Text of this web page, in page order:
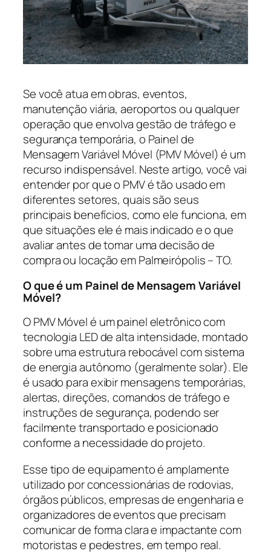
Se você atua em obras, eventos,
manutenção viária, aeroportos ou qualquer
operação que envolva gestão de tráfego e
segurança temporária, o Painel de
Mensagem Variável Móvel (PMV Móvel) é um
recurso indispensável. Neste artigo, você vai
entender por que o PMV é tão usado em
diferentes setores, quais são seus
principais benefícios, como ele funciona, em
que situações ele é mais indicado e o que
avaliar antes de tomar uma decisão de
compra ou locação em Palmeirópolis – TO.
O que é um Painel de Mensagem Variável
Móvel?
O PMV Móvel é um painel eletrônico com
tecnologia LED de alta intensidade, montado
sobre uma estrutura rebocável com sistema
de energia autônomo (geralmente solar). Ele
é usado para exibir mensagens temporárias,
alertas, direções, comandos de tráfego e
instruções de segurança, podendo ser
facilmente transportado e posicionado
conforme a necessidade do projeto.
Esse tipo de equipamento é amplamente
utilizado por concessionárias de rodovias,
órgãos públicos, empresas de engenharia e
organizadores de eventos que precisam
comunicar de forma clara e impactante com
motoristas e pedestres, em tempo real.